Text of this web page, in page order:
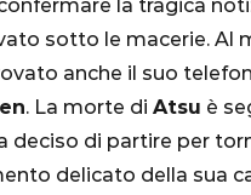
la tragica
sotto le macerie. Al
anche il suo
. La morte di Atsu è
deciso di partire per
delicato della sua